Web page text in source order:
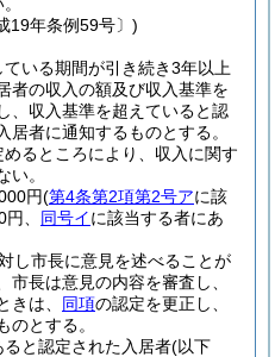
19年条例59号〕)
いる期間が引き続き3年以上
者の収入の額及び収入基準を
、収入基準を超えていると認
者に通知するものとする。
るところにより、収入に関す
い。
円(第4条第2項第2号アに該
、 同号イに該当する者にあ
し市長に意見を述べることが
市長は意見の内容を審査し、
きは、 同項の認定を更正し、
のとする。
と認定された入居者(以下